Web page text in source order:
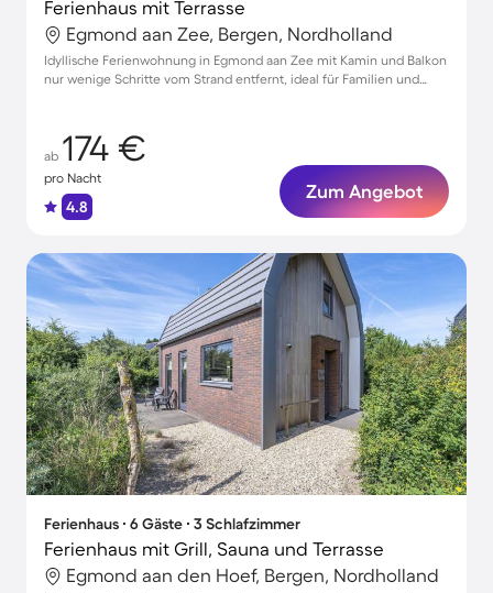
Ferienhaus mit Terrasse
Egmond aan Zee, Bergen, Nordholland
Idyllische Ferienwohnung in Egmond aan Zee mit Kamin und Balkon
nur wenige Schritte vom Strand entfernt, ideal für Familien und
ab 174 €
pro Nacht
4.8
Zum Angebot
Ferienhaus ∙ 6 Gäste ∙ 3 Schlafzimmer
Ferienhaus mit Grill, Sauna und Terrasse
Egmond aan den Hoef, Bergen, Nordholland